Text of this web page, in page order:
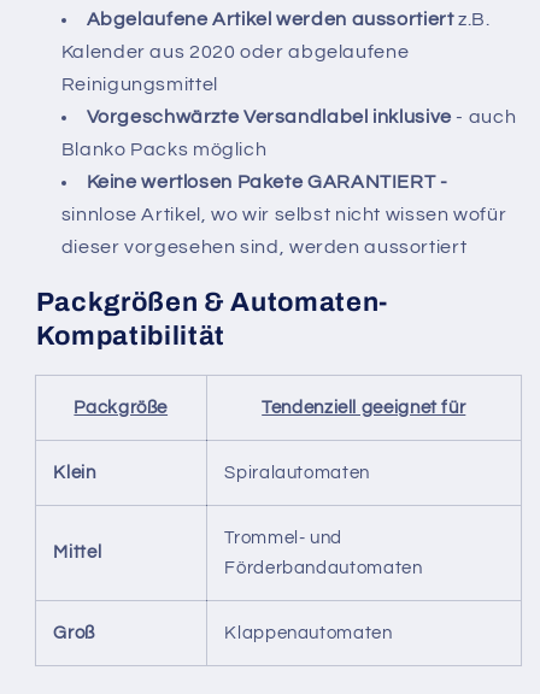
Abgelaufene Artikel werden aussortiertz.B.
Kalender aus 2020 oder abgelaufene
Reinigungsmittel
Vorgeschwärzte Versandlabel inklusive - auch
Blanko Packs möglich
Keine wertlosen Pakete GARANTIERT -
sinnlose Artikel, wo wir selbst nicht wissen wofür
dieser vorgesehen sind, werden aussortiert
Packgrößen & Automaten-
Kompatibilität
Packgröße Tendenziell geeignet für
Klein Spiralautomaten
Mittel
Trommel- und
Förderbandautomaten
Groß Klappenautomaten